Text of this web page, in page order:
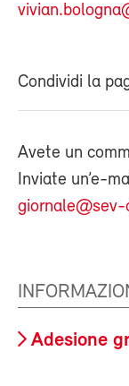
Condividi la
Avete un
Inviate un’e-
giornale@sev-
Adesione